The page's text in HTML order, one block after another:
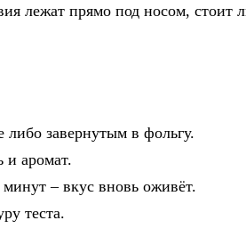
лежат прямо под носом, стоит
либо завернутым в фольгу.
и аромат.
минут – вкус вновь оживёт.
теста.